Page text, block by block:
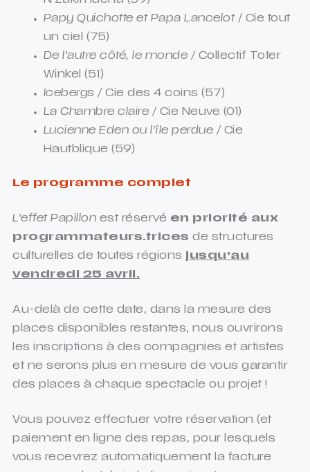
Papy Quichotte et Papa Lancelot/ Cie tout
un ciel (75)
De l’autre côté, le monde / Collectif Toter
Winkel (51)
Icebergs /Cie des 4 coins (57)
La Chambre claire / Cie Neuve (01)
Lucienne Eden ou l’île perdue / Cie
Hautblique (59)
Le programme complet
L’effet Papillon est réservé en priorité aux
programmateurs.tricesde structures
culturelles de toutes régions
jusqu’au
vendredi 25 avril.
Au-delà de cette date, dans la mesure des
places disponibles restantes, nous ouvrirons
les inscriptions à des compagnies et artistes
et ne serons plus en mesure de vous garantir
des places à chaque spectacle ou projet !
Vous pouvez effectuer votre réservation (et
paiement en ligne des repas, pour lesquels
vous recevrez automatiquement la facture